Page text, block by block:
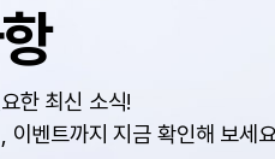
한 최신 소식!
이벤트까지 지금 확인해 보세